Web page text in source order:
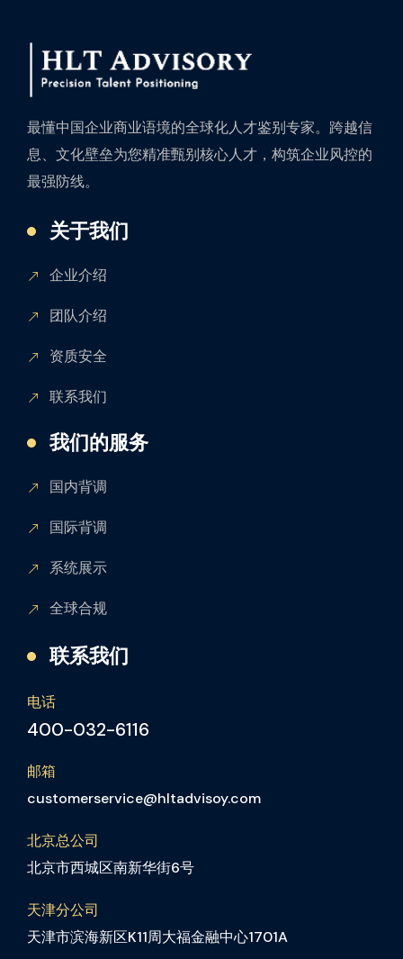
最懂中国企业商业语境的全球化人才鉴别专家。跨越信
息、文化壁垒为您精准甄别核心人才，构筑企业风控的
最强防线。
关于我们
企业介绍
团队介绍
资质安全
联系我们
我们的服务
国内背调
国际背调
系统展示
全球合规
联系我们
电话
400-032-6116
邮箱
customerservice@hltadvisoy.com
北京总公司
北京市西城区南新华街6号
天津分公司
天津市滨海新区K11周大福金融中心1701A